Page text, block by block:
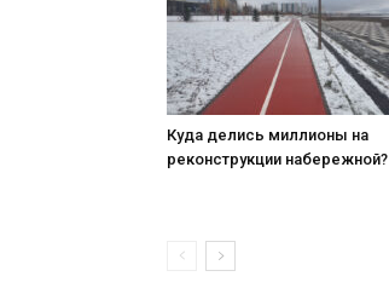
Куда делись миллионы на
реконструкции набережной?